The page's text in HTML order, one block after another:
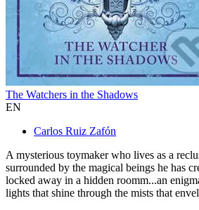
The Watchers in the Shadows
EN
Carlos Ruiz Zafón
A mysterious toymaker who lives as a
surrounded by the magical beings he has
locked away in a hidden roomm...an
lights that shine through the mists that